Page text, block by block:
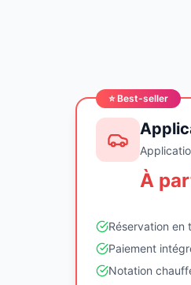
⭐ Best-seller
À
Réservation en
Paiement
Notation